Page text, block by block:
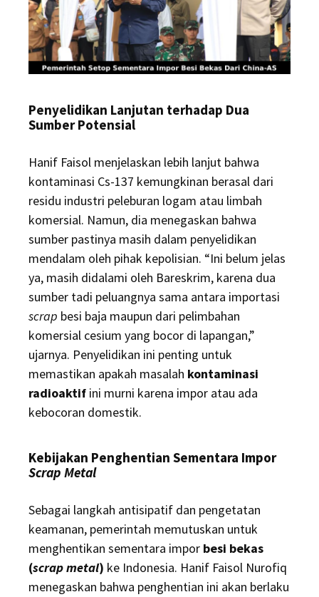
Penyelidikan Lanjutan terhadap Dua
Sumber Potensial
Hanif Faisol menjelaskan lebih lanjut bahwa
kontaminasi Cs-137 kemungkinan berasal dari
residu industri peleburan logam atau limbah
komersial. Namun, dia menegaskan bahwa
sumber pastinya masih dalam penyelidikan
mendalam oleh pihak kepolisian. “Ini belum jelas
ya, masih didalami oleh Bareskrim, karena dua
sumber tadi peluangnya sama antara importasi
scrap besi baja maupun dari pelimbahan
komersial cesium yang bocor di lapangan,”
ujarnya. Penyelidikan ini penting untuk
memastikan apakah masalah kontaminasi
radioaktif ini murni karena impor atau ada
kebocoran domestik.
Kebijakan Penghentian Sementara Impor
Scrap Metal
Sebagai langkah antisipatif dan pengetatan
keamanan, pemerintah memutuskan untuk
menghentikan sementara impor besi bekas
(scrap metal) ke Indonesia. Hanif Faisol Nurofiq
menegaskan bahwa penghentian ini akan berlaku